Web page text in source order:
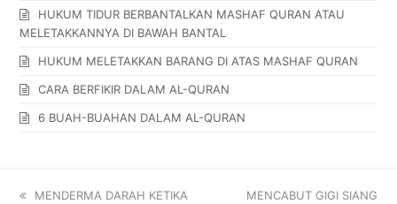
HUKUM TIDUR BERBANTALKAN MASHAF QURAN ATAU
MELETAKKANNYA DI BAWAH BANTAL
HUKUM MELETAKKAN BARANG DI ATAS MASHAF QURAN
CARA BERFIKIR DALAM AL-QURAN
6 BUAH-BUAHAN DALAM AL-QURAN
MENDERMA DARAH KETIKA
MENCABUT GIGI SIANG